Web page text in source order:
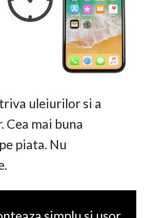
uleiurilor si a
Cea mai buna
piata. Nu